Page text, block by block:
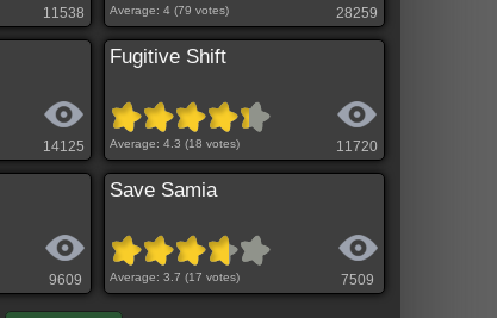
11538 Average: 4 (79 votes) 28259
14125
Fugitive Shift
Average: 4.3 (18 votes) 11720
9609
Save Samia
Average: 3.7 (17 votes) 7509